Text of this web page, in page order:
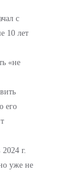
с
10 лет
«не
его
г.
уже не